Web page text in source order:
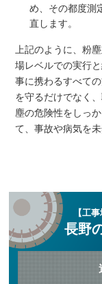
め、その都度測
直します。
上記のように、粉
場レベルでの実行
事に携わるすべて
を守るだけでなく
塵の危険性をしっ
て、事故や病気を
【工
長野